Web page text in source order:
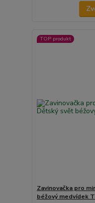
TOP produkt
Zavinovačka pro
béžový medvídek